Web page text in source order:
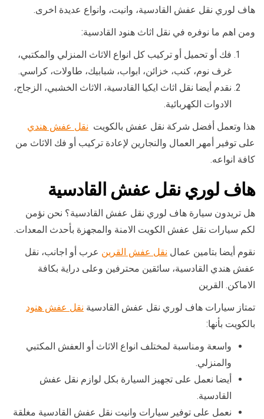
هاف لوري نقل عفش القادسية، وانيت، وانواع عديدة اخرى.
ومن اهم ما نوفره في نقل اثاث هنود القادسية:
فك أو تحميل أو تركيب كل انواع الاثاث المنزلي والمكتبي،
غرف نوم، كنب، خزائن، ابواب، شبابيك، طاولات، كراسي.
نقدم أيضا نقل اثاث ايكيا القادسية، الاثاث الخشبي، الزجاج،
الادوات الكهربائية.
هذا وتعمل أفضل شركة نقل عفش بالكويت نقل عفش هندي
على توفير أمهر العمال والنجارين لإعادة تركيب أو فك الاثاث من
كافة انواعه.
هاف لوري نقل عفش القادسية
هل تريدون سيارة هاف لوري نقل عفش القادسية؟ نحن نؤمن
لكم سيارات نقل عفش الكويت الامنة والمجهزة بأحدث المعدات.
نقوم أيضا بتامين عمال نقل عفش القرين عرب أو اجانب، نقل
عفش هندي القادسية، سائقين محترفين وعلى دراية بكافة
الاماكن. القرين
تمتاز سيارات هاف لوري نقل عفش القادسية نقل عفش هنود
بالكويت بأنها:
واسعة ومناسبة لمختلف انواع الاثاث أو العفش المكتبي
والمنزلي.
أيضا نعمل على تجهيز السيارة بكل لوازم نقل عفش
القادسية.
نعمل على توفير سيارات وانيت نقل عفش القادسية مغلقة